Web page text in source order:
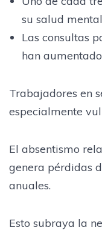
su salud
Las consultas
han
Trabajadores en
especialmente
El absentismo
genera pérdidas
anuales.
Esto subraya la